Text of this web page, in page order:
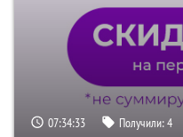
07:34:33 Получили:4